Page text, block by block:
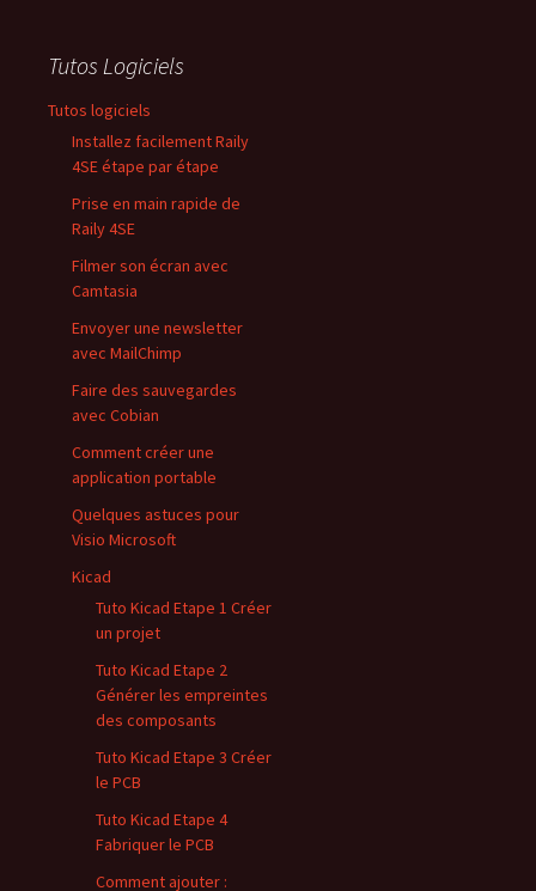
Tutos Logiciels
Tutos logiciels
Installez facilement Raily
4SE étape par étape
Prise en main rapide de
Raily 4SE
Filmer son écran avec
Camtasia
Envoyer une newsletter
avec MailChimp
Faire des sauvegardes
avec Cobian
Comment créer une
application portable
Quelques astuces pour
Visio Microsoft
Kicad
Tuto Kicad Etape 1 Créer
un projet
Tuto Kicad Etape 2
Générer les empreintes
des composants
Tuto Kicad Etape 3 Créer
le PCB
Tuto Kicad Etape 4
Fabriquer le PCB
Comment ajouter :